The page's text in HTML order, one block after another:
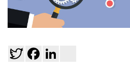
TwitterFacebook